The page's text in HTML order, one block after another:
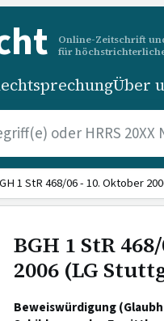
Online-Zeitschrift
für
Über
1 StR 468/06 - 10. Oktober
BGH 1 StR
2006 (LG
Beweiswürdigung